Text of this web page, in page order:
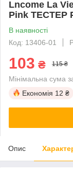
Lncome La
Pink ТЕСТЕР
В наявності
Код: 13406-01
103 ₴ 115 ₴
Мінімальна сума
Економія 12 ₴
Опис